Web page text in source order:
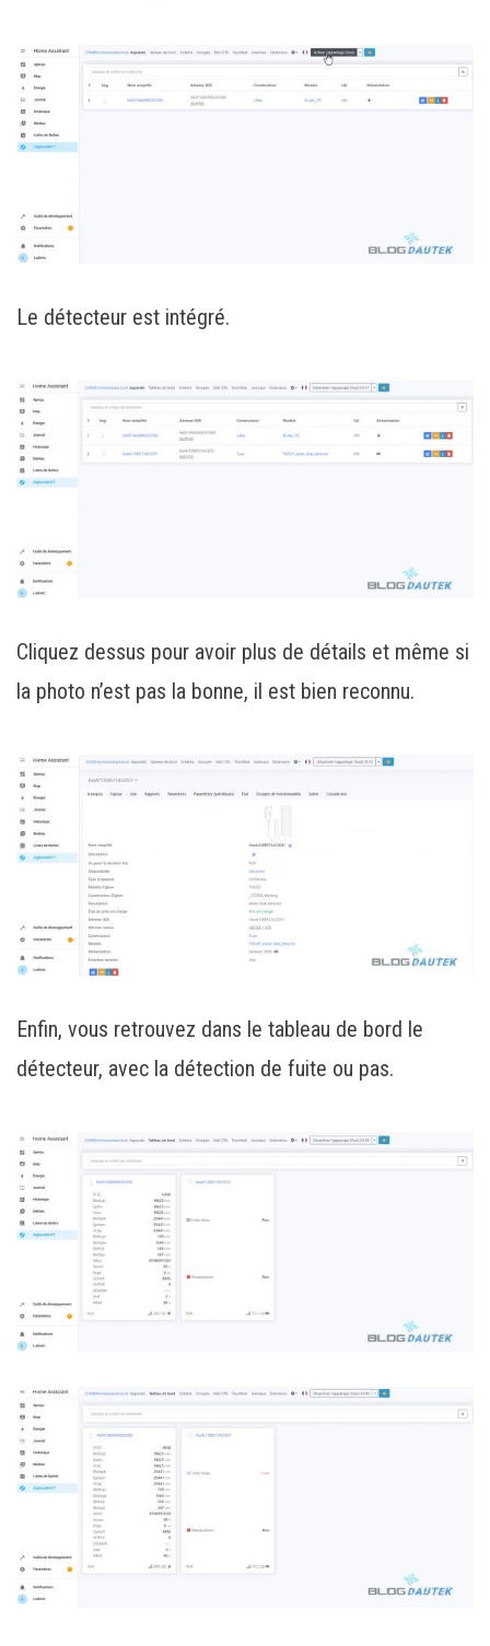
Le détecteur est intégré.
Cliquez dessus pour avoir plus de détails et même si
la photo n’est pas la bonne, il est bien reconnu.
Enfin, vous retrouvez dans le tableau de bord le
détecteur, avec la détection de fuite ou pas.